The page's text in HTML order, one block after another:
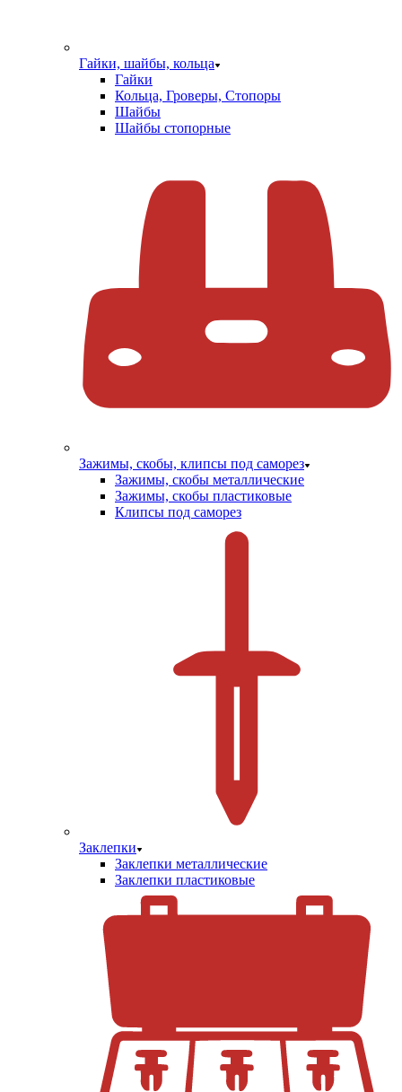
Гайки, шайбы, кольца
Гайки
Кольца, Гроверы, Стопоры
Шайбы
Шайбы стопорные
Зажимы, скобы, клипсы под саморез
Зажимы, скобы металлические
Зажимы, скобы пластиковые
Клипсы под саморез
Заклепки
Заклепки металлические
Заклепки пластиковые